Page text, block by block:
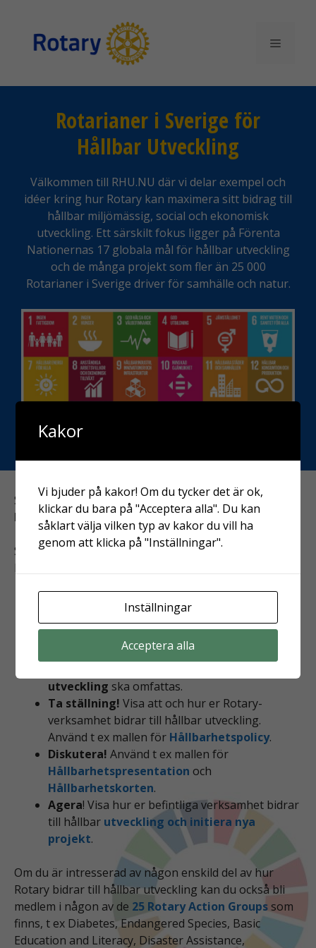
innehåll
Meny
Rotarianer i Sverige för
Hållbar Utveckling
Välkommen till RHU.NU där vi delar exempel och
idéer kring hur Rotary kan maximera sitt bidrag till
hållbar miljömässig, social och ekonomisk
utveckling. Ett särskilt fokus ligger på Förenta
Nationernas 17 globala mål för hållbar utveckling
och de många projekt som fler än 25 000
Rotarianer i Sverige driver för samhälle och natur.
Skicka gärna ininitiativ och idéer till denna
hemsidan
Snabbrekommendationer för att komma igång med
hållbarhetsarbetet:
Diskutera och kom överens om de
begrepp ni använder. Använd t ex
särskilt viktigt för att alla tre dimensionerna i
utveckling ska omfattas.
Ta ställning! Visa att och hur er Rotary-
verksamhet bidrar till hållbar utveckling.
Använd t ex mallen för Hållbarhetspolicy.
Diskutera! Använd t ex mallen för
Hållbarhetspresentation och
Hållbarhetskorten.
Agera! Visa hur er befintliga verksamhet bidrar
till hållbar utveckling och initiera nya
projekt.
Om du är intresserad av någon enskild del av hur
Rotary bidrar till hållbar utveckling kan du också bli
medlem i någon av de 25 Rotary Action Groups som
finns, t ex Diabetes, Endangered Species, Basic
Education and Literacy, Disaster Assistance,
Kakor
Vi bjuder på kakor! Om du tycker det är ok,
klickar du bara på "Acceptera alla". Du kan
såklart välja vilken typ av kakor du vill ha
genom att klicka på "Inställningar".
Inställningar
Acceptera alla